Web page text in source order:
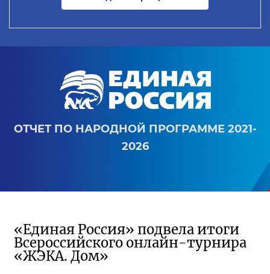
ОТЧЕТ ПО НАРОДНОЙ ПРОГРАММЕ 2021-
2026
«Единая Россия» подвела итоги
Всероссийского онлайн-турнира
«ЖЭКА. Дом»